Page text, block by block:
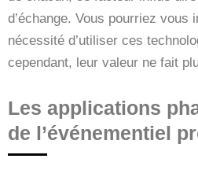
d’échange. Vous pourriez vous
nécessité d’utiliser ces
cependant, leur valeur ne fait
Les applications
de l’événementiel